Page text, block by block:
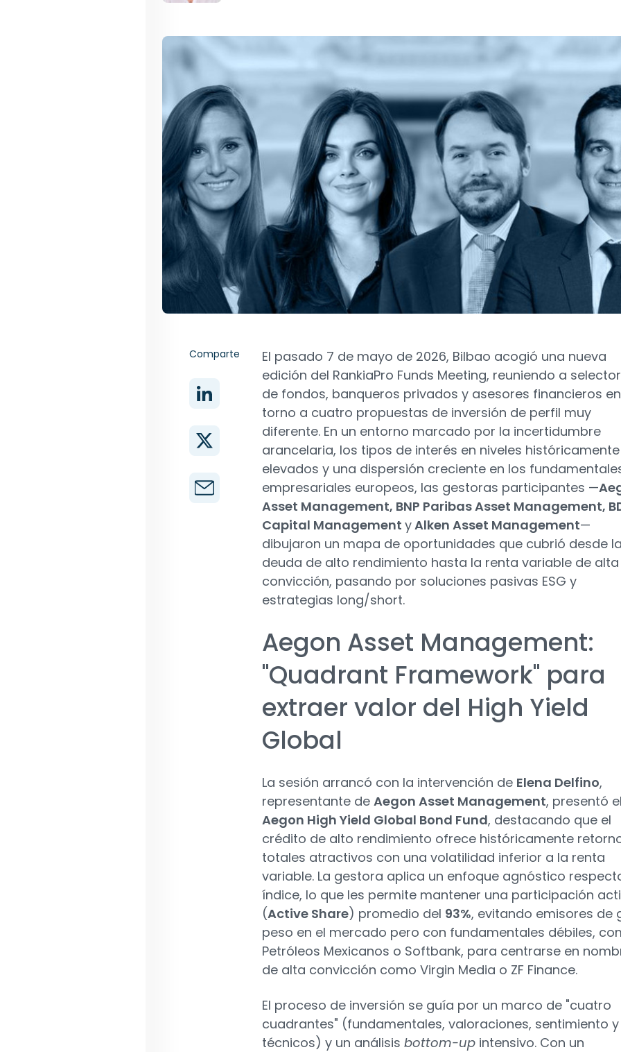
Comparte
El pasado 7 de mayo de 2026, Bilbao acogió una nueva
edición del RankiaPro Funds Meeting, reuniendo a
de fondos, banqueros privados y asesores financieros en
torno a cuatro propuestas de inversión de perfil muy
diferente. En un entorno marcado por la incertidumbre
arancelaria, los tipos de interés en niveles históricamente
elevados y una dispersión creciente en los
empresariales europeos, las gestoras participantes —
Asset Management, BNP Paribas Asset Management,
Capital Management yAlken Asset Management—
dibujaron un mapa de oportunidades que cubrió desde la
deuda de alto rendimiento hasta la renta variable de alta
convicción, pasando por soluciones pasivas ESG y
estrategias long/short.
Aegon Asset Management:
"Quadrant Framework" para
extraer valor del High Yield
Global
La sesión arrancó con la intervención de Elena Delfino,
representante de Aegon Asset Management, presentó el
Aegon High Yield Global Bond Fund, destacando que el
crédito de alto rendimiento ofrece históricamente
totales atractivos con una volatilidad inferior a la renta
variable. La gestora aplica un enfoque agnóstico
índice, lo que les permite mantener una participación
(Active Share) promedio del 93%, evitando emisores de
peso en el mercado pero con fundamentales débiles,
Petróleos Mexicanos o Softbank, para centrarse en
de alta convicción como Virgin Media o ZF Finance.
El proceso de inversión se guía por un marco de "cuatro
cuadrantes" (fundamentales, valoraciones, sentimiento y
técnicos) y un análisis bottom-up intensivo. Con un